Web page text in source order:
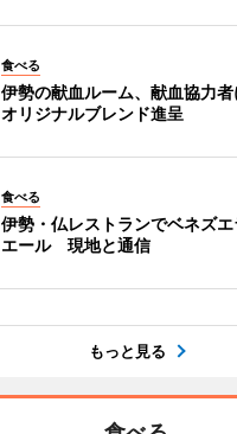
食べる
伊勢の献血ルーム、献血協力者
オリジナルブレンド進呈
食べる
伊勢・仏レストランでベネズ
エール 現地と通信
もっと見る